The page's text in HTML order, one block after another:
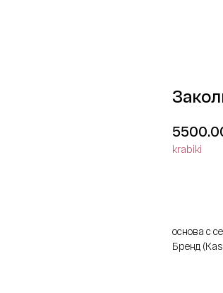
krabiki
основа с
Бренд